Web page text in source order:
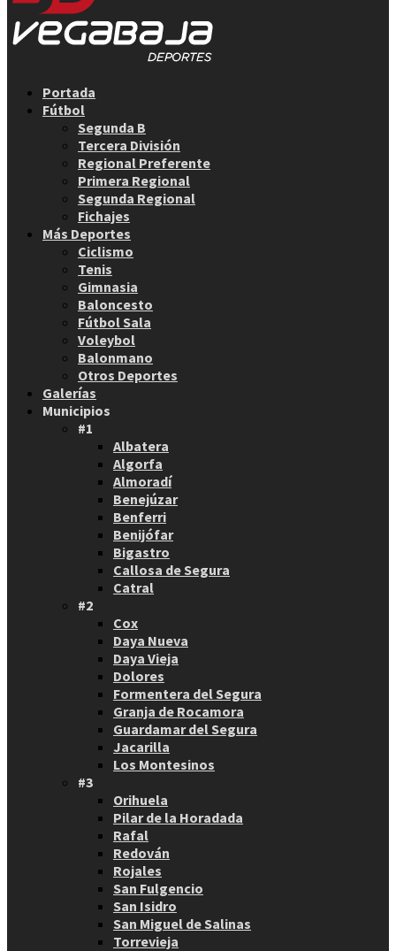
Portada
Fútbol
Segunda B
Tercera División
Regional Preferente
Primera Regional
Segunda Regional
Fichajes
Más Deportes
Ciclismo
Tenis
Gimnasia
Baloncesto
Fútbol Sala
Voleybol
Balonmano
Otros Deportes
Galerías
Municipios
#1
Albatera
Algorfa
Almoradí
Benejúzar
Benferri
Benijófar
Bigastro
Callosa de Segura
Catral
#2
Cox
Daya Nueva
Daya Vieja
Dolores
Formentera del Segura
Granja de Rocamora
Guardamar del Segura
Jacarilla
Los Montesinos
#3
Orihuela
Pilar de la Horadada
Rafal
Redován
Rojales
San Fulgencio
San Isidro
San Miguel de Salinas
Torrevieja